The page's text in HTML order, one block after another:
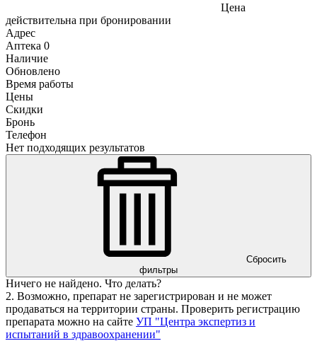
Цена
действительна при бронировании
Адрес
Аптека 0
Наличие
Обновлено
Время работы
Цены
Скидки
Бронь
Телефон
Нет подходящих результатов
Сбросить
фильтры
Ничего не найдено. Что делать?
2. Возможно, препарат не зарегистрирован и не может
продаваться на территории страны. Проверить регистрацию
препарата можно на сайте УП "Центра экспертиз и
испытаний в здравоохранении"